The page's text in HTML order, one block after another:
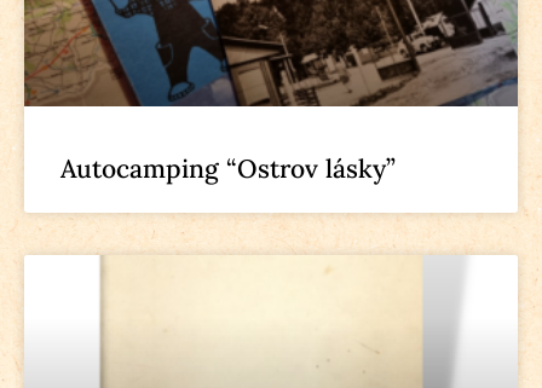
Autocamping “Ostrov lásky”